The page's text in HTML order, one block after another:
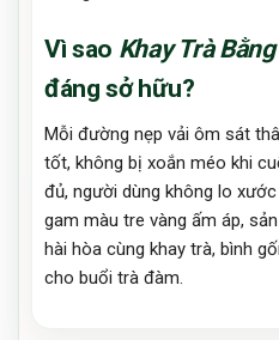
Vì sao Khay Trà
đáng sở hữu?
Mỗi đường nẹp vải ôm sát
tốt, không bị xoắn méo khi
đủ, người dùng không lo
gam màu tre vàng ấm áp,
hài hòa cùng khay trà, bình
cho buổi trà đàm.